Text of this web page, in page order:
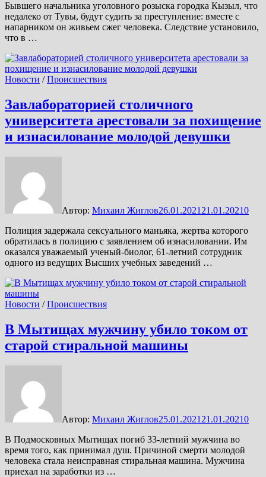
Бывшего начальника уголовного розыска городка Кызыл, что
недалеко от Тувы, будут судить за преступление: вместе с
напарником он живьем сжег человека. Следствие установило,
что в …
Новости /Происшествия
Завлабораторией столичного
университета арестовали за похищение
и изнасилование молодой девушки
Автор: Михаил Жиглов26.01.2021 21.01.20210
Полиция задержала сексуального маньяка, жертва которого
обратилась в полицию с заявлением об изнасиловании. Им
оказался уважаемый ученый-биолог, 61-летний сотрудник
одного из ведущих Высших учебных заведений …
Новости /Происшествия
В Мытищах мужчину убило током от
старой стиральной машины
Автор: Михаил Жиглов25.01.2021 21.01.20210
В Подмосковных Мытищах погиб 33-летний мужчина во
время того, как принимал душ. Причиной смерти молодой
человека стала неисправная стиральная машина. Мужчина
приехал на заработки из …